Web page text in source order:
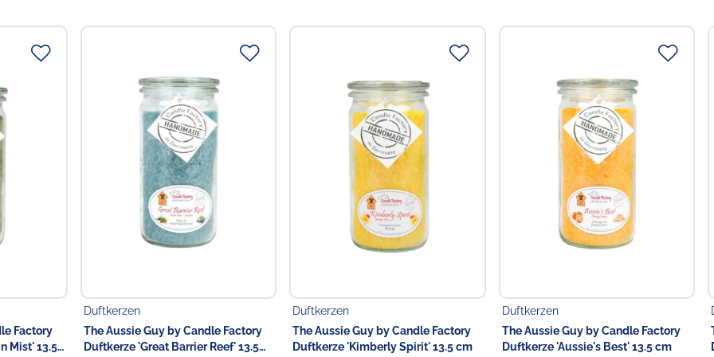
Die Mini Jumbo verspricht Ihnen eine Brenndauer von bis zu 70 Stunden und wird aus
Mini-Jumbo-Duftkerze in einem Glas der Marke Weck. Die Kerze aus rein pflanzlichem
Stearin brennt mit einer rußarmen Flamme sauber ab, und verströmt dabei ihren
herrlichen Duft.
Eignet sich hervorragend zur Nutzung im Freien, da das Glas die Flamme weitgehend
Desweiteren schützt das Glas vor auslaufen und spritzen der Kerze, weshalb die
Jumbo Kerze auch sehr gut als Sicherheitskerze eingesetzt werden kann.
Dank des Deckels lässt sich die Kerze auch einfach und schnell löschen.
Schritt 1 - Docht kürzen
:
Vor dem ersten Anzünden der Kerze muss die Dochlänge geprüft werden.
Factory
Mist' 13.5
Duftkerzen
The Aussie Guy by Candle Factory
Duftkerze 'Great Barrier Reef' 13.5
Duftkerzen
The Aussie Guy by Candle Factory
Duftkerze 'Kimberly Spirit' 13.5 cm
Duftkerzen
The Aussie Guy by Candle Factory
Duftkerze 'Aussie's Best' 13.5 cm